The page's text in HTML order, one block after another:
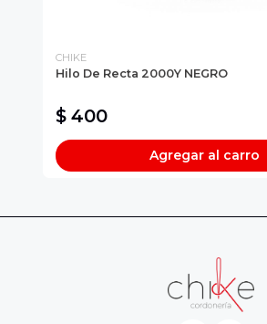
CHIKE
Hilo De Recta 2000Y NEGRO
$ 400
Agregar al carro